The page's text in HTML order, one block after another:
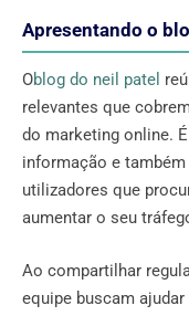
Apresentando o
Oblog do neil patel
relevantes que
do marketing online.
informação e
utilizadores que
aumentar o seu
Ao compartilhar
equipe buscam